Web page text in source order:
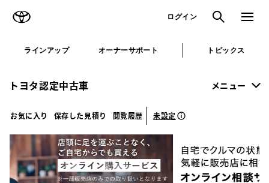
ログイン 検索 メニュ
ラインアップ オーナーサポート トピックス
トヨタ認定中古車 メニュー
お気に入り 保存した見積り 閲覧履歴 未設定